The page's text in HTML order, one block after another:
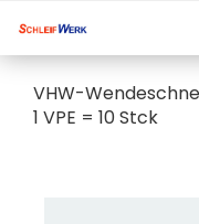
VHW-
1 VPE = 10 Stck